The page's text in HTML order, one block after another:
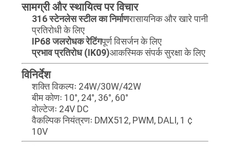
साइटमैप
गोपनीयता
नीति
सामग्री और स्थायित्व पर विचार
316 स्टेनलेस स्टील का निर्माणरासायनिक और खारे पानी
प्रतिरोधी के लिए
IP68 जलरोधक रेटिंगपूर्ण विसर्जन के लिए
प्रभाव प्रतिरोध (IK09)आकस्मिक संपर्क सुरक्षा के लिए
विनिर्देश
शक्ति विकल्पः 24W/30W/42W
बीम कोणः 10°, 24°, 36°, 60°
वोल्टेजः 24V DC
वैकल्पिक नियंत्रणः DMX512, PWM, DALI, 1 ¢
10V